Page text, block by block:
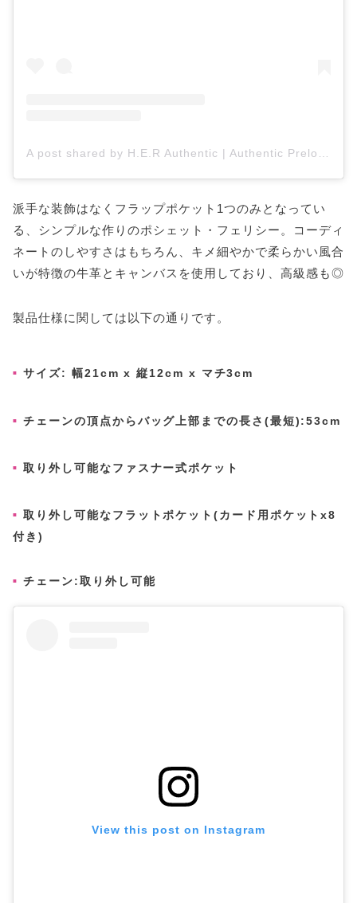
派手な装飾はなくフラップポケット1つのみとなってい
る、シンプルな作りのポシェット・フェリシー。コーディ
ネートのしやすさはもちろん、キメ細やかで柔らかい風合
いが特徴の牛革とキャンバスを使用しており、高級感も◎
製品仕様に関しては以下の通りです。
サイズ: 幅21cm x 縦12cm x マチ3cm
チェーンの頂点からバッグ上部までの長さ(最短):53cm
取り外し可能なファスナー式ポケット
取り外し可能なフラットポケット(カード用ポケットx8
付き)
チェーン:取り外し可能
View this post on Instagram